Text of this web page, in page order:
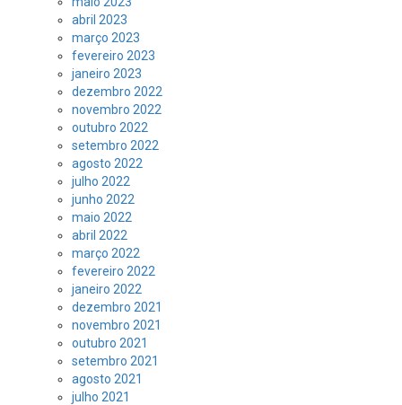
abril 2023
março 2023
fevereiro 2023
janeiro 2023
dezembro 2022
novembro 2022
outubro 2022
setembro 2022
agosto 2022
julho 2022
junho 2022
maio 2022
abril 2022
março 2022
fevereiro 2022
janeiro 2022
dezembro 2021
novembro 2021
outubro 2021
setembro 2021
agosto 2021
julho 2021